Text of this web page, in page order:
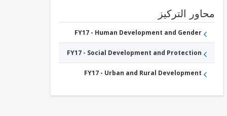
التركيز
FY17 - Human Development and Gender
FY17 - Social Development and Protection
FY17 - Urban and Rural Development